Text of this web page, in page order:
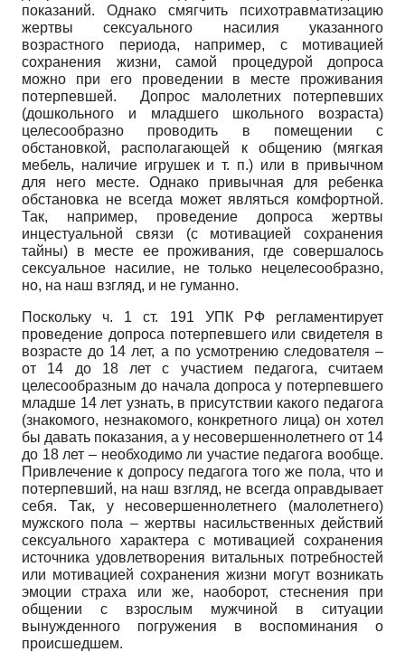
показаний. Однако смягчить психотравматизацию
жертвы сексуального насилия указанного
возрастного периода, например, с мотивацией
сохранения жизни, самой процедурой допроса
можно при его проведении в месте проживания
потерпевшей. Допрос малолетних потерпевших
(дошкольного и младшего школьного возраста)
целесообразно проводить в помещении с
обстановкой, располагающей к общению (мягкая
мебель, наличие игрушек и т. п.) или в привычном
для него месте. Однако привычная для ребенка
обстановка не всегда может являться комфортной.
Так, например, проведение допроса жертвы
инцестуальной связи (с мотивацией сохранения
тайны) в месте ее проживания, где совершалось
сексуальное насилие, не только нецелесообразно,
но, на наш взгляд, и не гуманно.
Поскольку ч. 1 ст. 191 УПК РФ регламентирует
проведение допроса потерпевшего или свидетеля в
возрасте до 14 лет, а по усмотрению следователя –
от 14 до 18 лет с участием педагога, считаем
целесообразным до начала допроса у потерпевшего
младше 14 лет узнать, в присутствии какого педагога
(знакомого, незнакомого, конкретного лица) он хотел
бы давать показания, а у несовершеннолетнего от 14
до 18 лет – необходимо ли участие педагога вообще.
Привлечение к допросу педагога того же пола, что и
потерпевший, на наш взгляд, не всегда оправдывает
себя. Так, у несовершеннолетнего (малолетнего)
мужского пола – жертвы насильственных действий
сексуального характера с мотивацией сохранения
источника удовлетворения витальных потребностей
или мотивацией сохранения жизни могут возникать
эмоции страха или же, наоборот, стеснения при
общении с взрослым мужчиной в ситуации
вынужденного погружения в воспоминания о
происшедшем.